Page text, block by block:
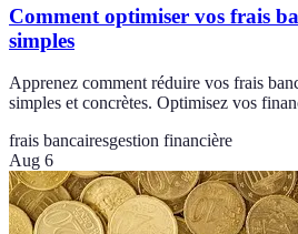
Comment optimiser vos frais
simples
Apprenez comment réduire vos frais
simples et concrètes. Optimisez vos
frais bancairesgestion financière
Aug 6